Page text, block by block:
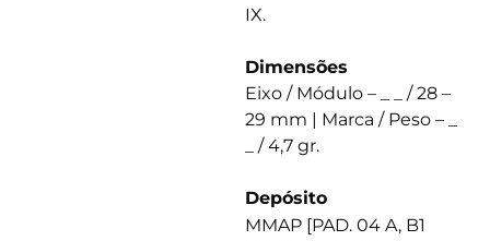
IX.
Dimensões
Eixo / Módulo – _ _ / 28 –
29 mm | Marca / Peso – _
_ / 4,7 gr.
Depósito
MMAP [PAD. 04 A, B1